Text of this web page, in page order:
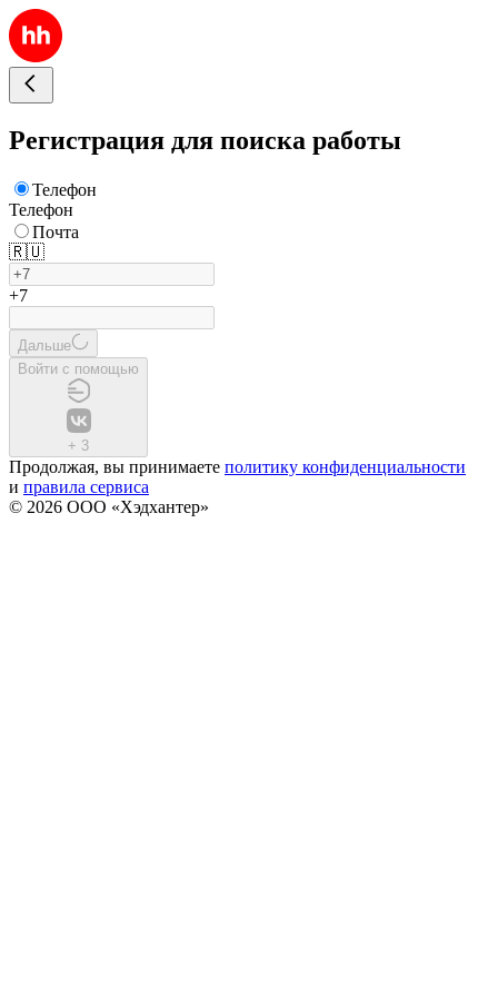
Регистрация для поиска работы
Телефон
Телефон
Почта
🇷🇺
+7
Дальше
Войти с помощью
+ 3
Продолжая, вы принимаете политику конфиденциальности
и правила сервиса
© 2026 ООО «Хэдхантер»